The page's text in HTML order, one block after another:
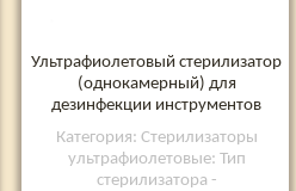
Ультрафиолетовый стерилизатор
(однокамерный) для
дезинфекции инструментов
Категория: Стерилизаторы
ультрафиолетовые: Тип
стерилизатора -